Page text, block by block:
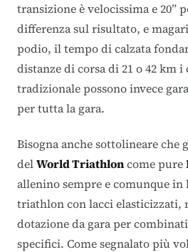
transizione è velocissima e 20”
differenza sul risultato, e
podio, il tempo di calzata
distanze di corsa di 21 o 42 km
tradizionale possono invece
per tutta la gara.
Bisogna anche sottolineare che
delWorld Triathloncome pure
allenino sempre e comunque in
triathlon con lacci elasticizzati,
dotazione da gara per
specifici. Come segnalato più